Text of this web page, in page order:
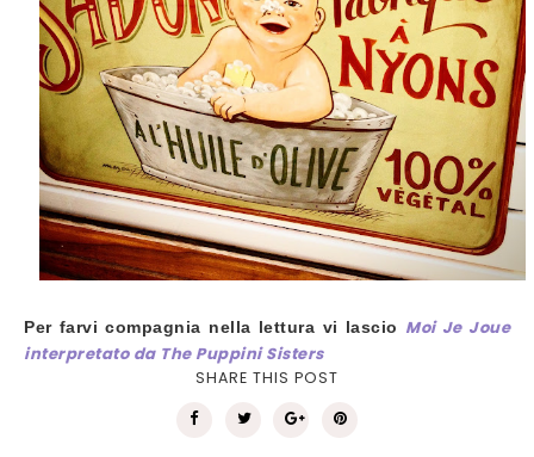
Per farvi compagnia nella lettura vi lascio Moi Je Joue
interpretato da The Puppini Sisters
SHARE THIS POST